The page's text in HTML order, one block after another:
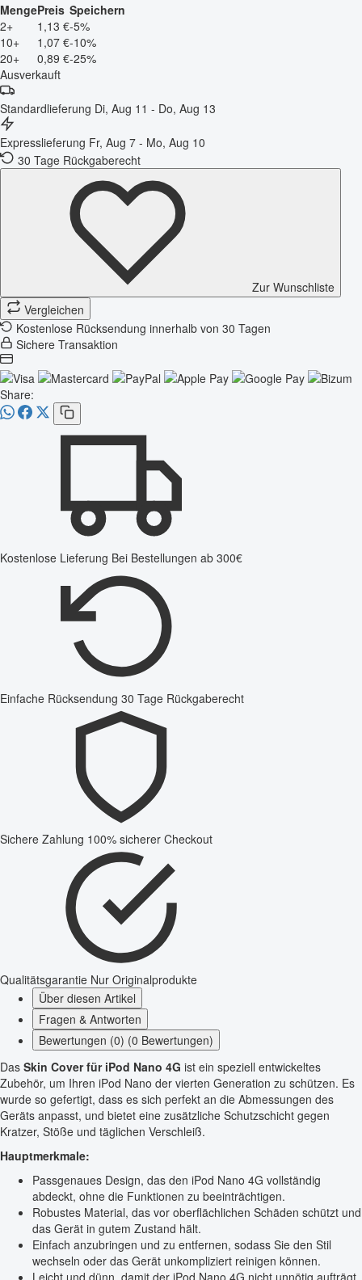
MengePreis Speichern
2+
1,13 €-5%
10+
1,07 €-10%
20+
0,89 €-25%
Ausverkauft
Standardlieferung Di, Aug 11 - Do, Aug 13
Expresslieferung Fr, Aug 7 - Mo, Aug 10
30 Tage Rückgaberecht
Zur Wunschliste
Vergleichen
Kostenlose Rücksendung innerhalb von 30 Tagen
Sichere Transaktion
Share:
Kostenlose Lieferung Bei Bestellungen ab 300€
Einfache Rücksendung 30 Tage Rückgaberecht
Sichere Zahlung 100% sicherer Checkout
Qualitätsgarantie Nur Originalprodukte
Über diesen Artikel
Fragen & Antworten
Bewertungen (0) (0 Bewertungen)
Das Skin Cover für iPod Nano 4G ist ein speziell entwickeltes
Zubehör, um Ihren iPod Nano der vierten Generation zu schützen. Es
wurde so gefertigt, dass es sich perfekt an die Abmessungen des
Geräts anpasst, und bietet eine zusätzliche Schutzschicht gegen
Kratzer, Stöße und täglichen Verschleiß.
Hauptmerkmale:
Passgenaues Design, das den iPod Nano 4G vollständig
abdeckt, ohne die Funktionen zu beeinträchtigen.
Robustes Material, das vor oberflächlichen Schäden schützt und
das Gerät in gutem Zustand hält.
Einfach anzubringen und zu entfernen, sodass Sie den Stil
wechseln oder das Gerät unkompliziert reinigen können.
Leicht und dünn, damit der iPod Nano 4G nicht unnötig aufträgt.